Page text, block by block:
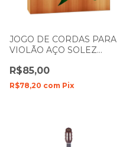
JOGO DE CORDAS PARA
VIOLÃO AÇO SOLEZ
SLAPB12 0.12- 0.54
R$85,00
R$78,20 com Pix